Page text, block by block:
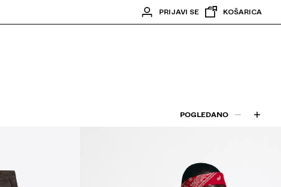
PRIJAVI SE KOŠARICA
POGLEDANO